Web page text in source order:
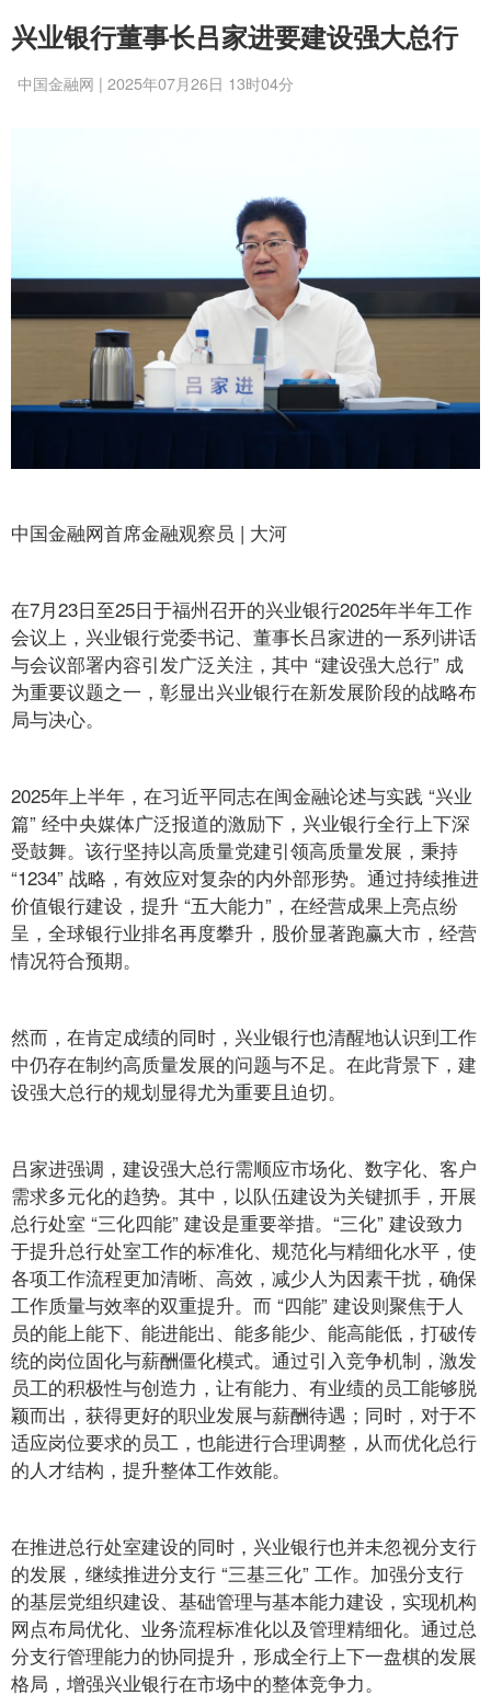
兴业银行董事长吕家进要建设强大总行
中国金融网 | 2025年07月26日 13时04分
中国金融网首席金融观察员 | 大河
在7月23日至25日于福州召开的兴业银行2025年半年工作
会议上，兴业银行党委书记、董事长吕家进的一系列讲话
与会议部署内容引发广泛关注，其中 “建设强大总行” 成
为重要议题之一，彰显出兴业银行在新发展阶段的战略布
局与决心。
2025年上半年，在习近平同志在闽金融论述与实践 “兴业
篇” 经中央媒体广泛报道的激励下，兴业银行全行上下深
受鼓舞。该行坚持以高质量党建引领高质量发展，秉持
“1234” 战略，有效应对复杂的内外部形势。通过持续推进
价值银行建设，提升 “五大能力”，在经营成果上亮点纷
呈，全球银行业排名再度攀升，股价显著跑赢大市，经营
情况符合预期。
然而，在肯定成绩的同时，兴业银行也清醒地认识到工作
中仍存在制约高质量发展的问题与不足。在此背景下，建
设强大总行的规划显得尤为重要且迫切。
吕家进强调，建设强大总行需顺应市场化、数字化、客户
需求多元化的趋势。其中，以队伍建设为关键抓手，开展
总行处室 “三化四能” 建设是重要举措。“三化” 建设致力
于提升总行处室工作的标准化、规范化与精细化水平，使
各项工作流程更加清晰、高效，减少人为因素干扰，确保
工作质量与效率的双重提升。而 “四能” 建设则聚焦于人
员的能上能下、能进能出、能多能少、能高能低，打破传
统的岗位固化与薪酬僵化模式。通过引入竞争机制，激发
员工的积极性与创造力，让有能力、有业绩的员工能够脱
颖而出，获得更好的职业发展与薪酬待遇；同时，对于不
适应岗位要求的员工，也能进行合理调整，从而优化总行
的人才结构，提升整体工作效能。
在推进总行处室建设的同时，兴业银行也并未忽视分支行
的发展，继续推进分支行 “三基三化” 工作。加强分支行
的基层党组织建设、基础管理与基本能力建设，实现机构
网点布局优化、业务流程标准化以及管理精细化。通过总
分支行管理能力的协同提升，形成全行上下一盘棋的发展
格局，增强兴业银行在市场中的整体竞争力。